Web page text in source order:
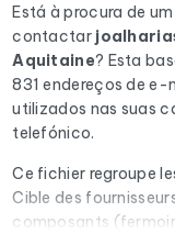
Está à procura de
contactar
Aquitaine? Esta
831 endereços de
utilizados nas suas
telefónico.
Ce fichier regroupe
Cible des
composants